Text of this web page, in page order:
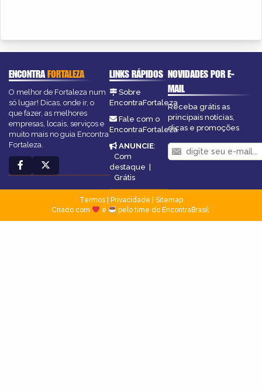
ENCONTRAFORTALEZA
O melhor de Fortaleza num
só lugar! Dicas, onde ir, o
que fazer, as melhores
empresas, locais, serviços e
muito mais no guia Encontra
Fortaleza.
LINKS RÁPIDOS
Sobre
EncontraFortaleza
Fale com o
EncontraFortaleza
ANUNCIE:
Com
destaque |
Grátis
NOVIDADES POR E-
MAIL
Receba grátis as
principais notícias,
dicas e promoções
Termos| Privacidade
Sitemap
Criado com
e pelo time do EncontraBrasil